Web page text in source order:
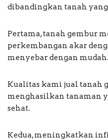
dibandingkan tanah
Pertama, tanah gembur
perkembangan akar
menyebar dengan mudah.
Kualitas kami jual tanah
menghasilkan tanaman
sehat.
Kedua, meningkatkan